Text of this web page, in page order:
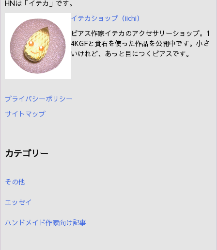
HNは「イテカ」です。
イテカショップ（iichi）
ピアス作家イテカのアクセサリーショップ。1
4KGFと貴石を使った作品を公開中です。小さ
いけれど、あっと目につくピアスです。
プライバシーポリシー
サイトマップ
カテゴリー
その他
エッセイ
ハンドメイド作家向け記事